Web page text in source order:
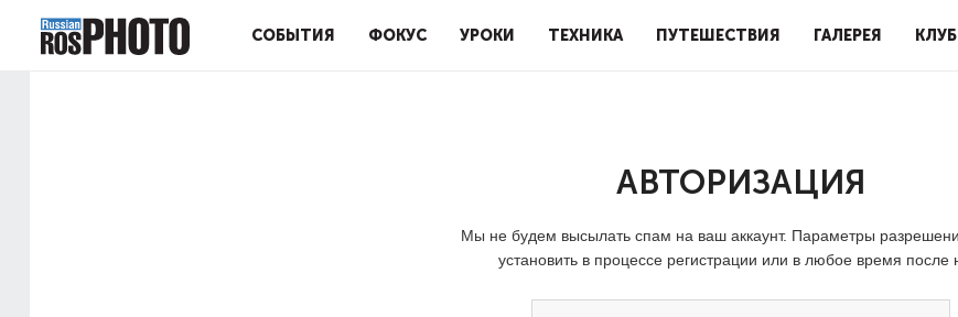
СОБЫТИЯ ФОКУС УРОКИ ТЕХНИКА ПУТЕШЕСТВИЯ ГАЛЕРЕЯ КЛУБ
АВТОРИЗАЦИЯ
Мы не будем высылать спам на ваш аккаунт. Параметры
установить в процессе регистрации или в любое время после